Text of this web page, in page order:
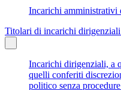
Incarichi amministrativi
Titolari di incarichi
Incarichi dirigenziali, a
quelli conferiti
politico senza